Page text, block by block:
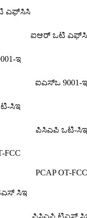
ಐಆರ್ ಒಟಿ
ಐಎಸ್ಒ 9001-ಇ
ಪಿಸಿಎಪಿ ಒಟಿ-ಸಿಇ
PCAP OT-FCC
ಪಿಸಿಎಪಿ ಟಿಎಸ್